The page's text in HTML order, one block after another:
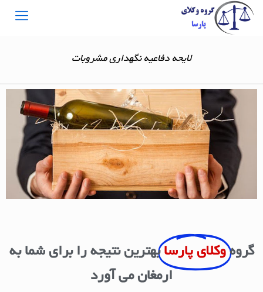
لایحه دفاعیه نگهداری مشروبات
گروه وکلای پارسا بهترین نتیجه را برای شما به
ارمغان می آورد